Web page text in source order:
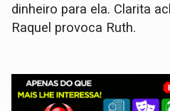
dinheiro para ela. Clarita
Raquel provoca Ruth.